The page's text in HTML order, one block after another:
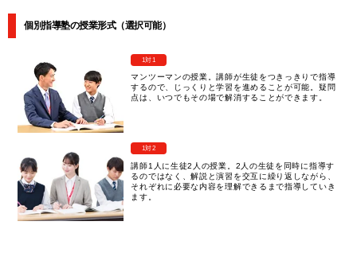
個別指導塾の授業形式（選択可能）
1対1
マンツーマンの授業。講師が生徒をつきっきりで指導
するので、じっくりと学習を進めることが可能。疑問
点は、いつでもその場で解消することができます。
1対2
講師1人に生徒2人の授業。2人の生徒を同時に指導す
るのではなく、解説と演習を交互に繰り返しながら、
それぞれに必要な内容を理解できるまで指導していき
ます。